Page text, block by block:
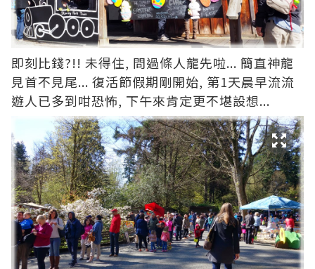
即刻比錢?!! 未得住, 問過條人龍先啦... 簡直神龍
見首不見尾... 復活節假期剛開始, 第1天晨早流流
遊人已多到咁恐怖, 下午來肯定更不堪設想...